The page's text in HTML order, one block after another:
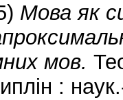
Мова як
мов.
: